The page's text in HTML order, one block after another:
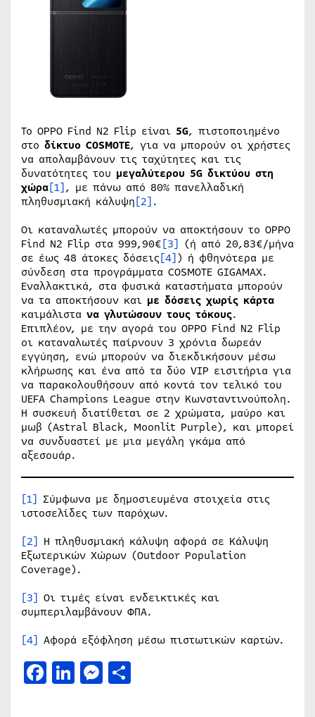
Το OPPO Find N2 Flip είναι 5G, πιστοποιημένο
στο δίκτυο COSMOTE, για να μπορούν οι χρήστες
να απολαμβάνουν τις ταχύτητες και τις
δυνατότητες του μεγαλύτερου 5G δικτύου στη
χώρα[1], με πάνω από 80% πανελλαδική
πληθυσμιακή κάλυψη[2].
Οι καταναλωτές μπορούν να αποκτήσουν το OPPO
Find N2 Flip στα 999,90€[3] (ή από 20,83€/μήνα
σε έως 48 άτοκες δόσεις[4]) ή φθηνότερα με
σύνδεση στα προγράμματα COSMOTE GIGAMAX.
Εναλλακτικά, στα φυσικά καταστήματα μπορούν
να τα αποκτήσουν και με δόσεις χωρίς κάρτα
καιμάλιστα να γλυτώσουν τους τόκους.
Επιπλέον, με την αγορά του OPPO Find N2 Flip
οι καταναλωτές παίρνουν 3 χρόνια δωρεάν
εγγύηση, ενώ μπορούν να διεκδικήσουν μέσω
κλήρωσης και ένα από τα δύο VIP εισιτήρια για
να παρακολουθήσουν από κοντά τον τελικό του
UEFA Champions League στην Κωνσταντινούπολη.
Η συσκευή διατίθεται σε 2 χρώματα, μαύρο και
μωβ (Astral Black, Moonlit Purple), και μπορεί
να συνδυαστεί με μια μεγάλη γκάμα από
αξεσουάρ.
[1] Σύμφωνα με δημοσιευμένα στοιχεία στις
ιστοσελίδες των παρόχων.
[2] Η πληθυσμιακή κάλυψη αφορά σε Κάλυψη
Εξωτερικών Χώρων (Outdoor Population
Coverage).
[3] Oι τιμές είναι ενδεικτικές και
συμπεριλαμβάνουν ΦΠΑ.
[4] Αφορά εξόφληση μέσω πιστωτικών καρτών.
Facebook
LinkedIn
Messenger